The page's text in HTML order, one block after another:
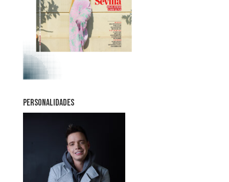
PERSONALIDADES